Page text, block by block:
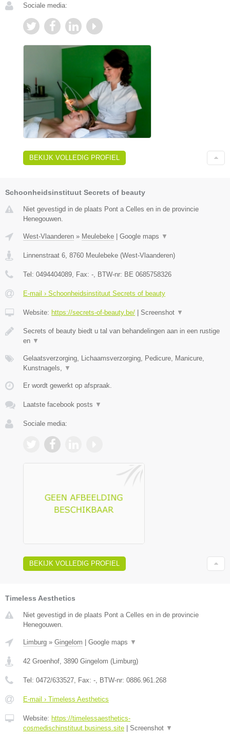
Sociale media:
BEKIJK VOLLEDIG PROFIEL
Schoonheidsinstituut Secrets of beauty
Niet gevestigd in de plaats Pont a Celles en in de provincie
Henegouwen.
West-Vlaanderen » Meulebeke | Google maps ▼
Linnenstraat 6 8760 Meulebeke (West-Vlaanderen)
Tel: 0494404089 , Fax: - , BTW-nr: BE 0685758326
E-mail › Schoonheidsinstituut Secrets of beauty
Website: https://secrets-of-beauty.be/ | Screenshot ▼
Secrets of beauty biedt u tal van behandelingen aan in een rustige
en ▼
Gelaatsverzorging, Lichaamsverzorging, Pedicure, Manicure,
Kunstnagels,
▼
Er wordt gewerkt op afspraak.
Laatste facebook posts ▼
Sociale media:
BEKIJK VOLLEDIG PROFIEL
Timeless Aesthetics
Niet gevestigd in de plaats Pont a Celles en in de provincie
Henegouwen.
Limburg » Gingelom Google maps ▼
42 Groenhof, 3890 Gingelom (Limburg)
Tel: 0472/633527, Fax: -, BTW-nr: 0886.961.268
E-mail › Timeless Aesthetics
Website: https://timelessaesthetics-
cosmedischinstituut.business.site
Screenshot ▼